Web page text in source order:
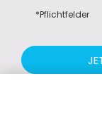
*Pflichtfelder